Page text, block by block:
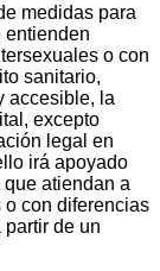
medidas para
entienden
o con
sanitario,
accesible, la
excepto
legal en
irá apoyado
atiendan a
o con diferencias
de un